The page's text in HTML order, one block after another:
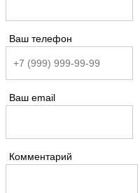
Ваш телефон
Ваш email
Комментарий